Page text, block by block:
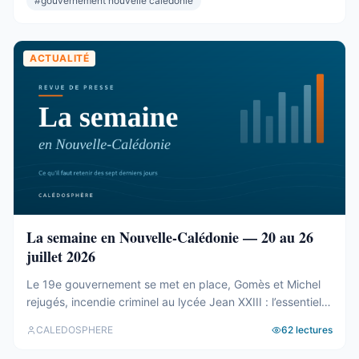
ACTUALITÉ
La semaine en Nouvelle-Calédonie — 20 au 26
juillet 2026
Le 19e gouvernement se met en place, Gomès et Michel
rejugés, incendie criminel au lycée Jean XXIII : l’essentiel
CALEDOSPHERE 62 lectures